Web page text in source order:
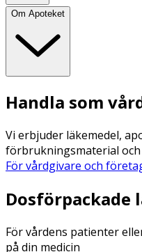
Om Apoteket
Handla som
Vi erbjuder läkemedel,
förbrukningsmaterial
För vårdgivare och
Dosförpackade
För vårdens patienter
på din medicin